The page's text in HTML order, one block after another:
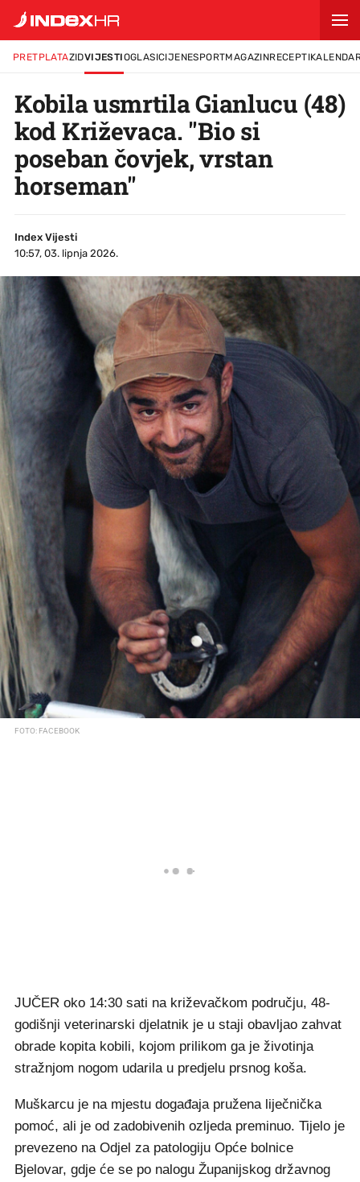
PRETPLATAZIDVIJESTIOGLASICIJENESPORTMAGAZINRECEPTI
Kobila usmrtila Gianlucu (48)
kod Križevaca. "Bio si
poseban čovjek, vrstan
horseman"
Index Vijesti
10:57, 03. lipnja 2026.
FOTO: FACEBOOK
JUČER oko 14:30 sati na križevačkom području, 48-
godišnji veterinarski djelatnik je u staji obavljao zahvat
obrade kopita kobili, kojom prilikom ga je životinja
stražnjom nogom udarila u predjelu prsnog koša.
Muškarcu je na mjestu događaja pružena liječnička
pomoć, ali je od zadobivenih ozljeda preminuo. Tijelo je
prevezeno na Odjel za patologiju Opće bolnice
Bjelovar, gdje će se po nalogu Županijskog državnog